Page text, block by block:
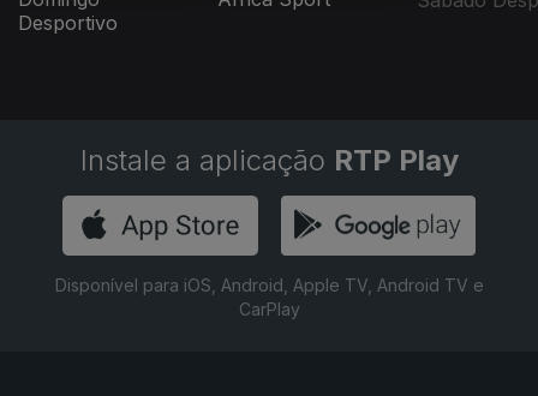
Desportivo
Instale a aplicação RTP Play
Disponível para iOS, Android, Apple TV, Android TV e
CarPlay